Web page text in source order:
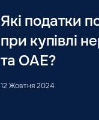
Які податки
при купівлі
та ОАЕ?
12 Жовтня 2024